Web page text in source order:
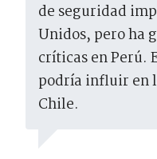
de seguridad
Unidos, pero ha
críticas en Perú.
podría influir en
Chile.